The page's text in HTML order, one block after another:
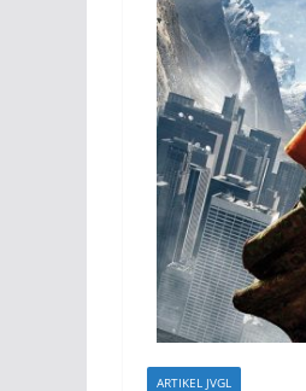
ARTIKEL JVGL